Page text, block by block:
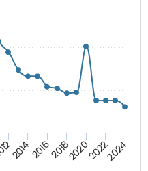
201420162018202020222024